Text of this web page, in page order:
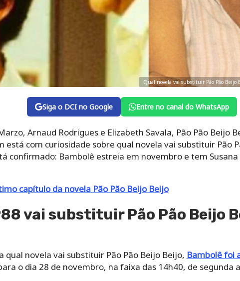
Qual novela vai substituir Pão Pão Beijo
Siga o DCI no Google Entre no canal do WhatsApp
Arnaud Rodrigues e Elizabeth Savala, Pão Pão Beijo
está com curiosidade sobre qual novela vai substituir Pão
confirmado: Bambolê estreia em novembro e tem Susana
capítulo da novela Pão Pão Beijo Beijo
vai substituir Pão Pão Beijo
qual novela vai substituir Pão Pão Beijo Beijo, Bambolê foi
o dia 28 de novembro, na faixa das 14h40, de segunda